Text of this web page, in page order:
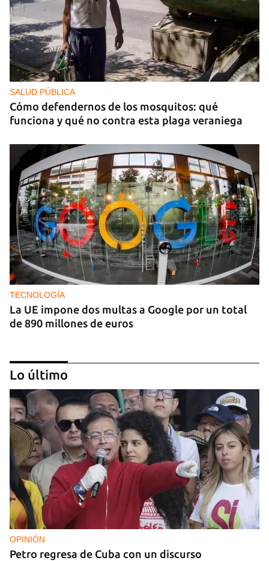
SALUD PÚBLICA
Cómo defendernos de los mosquitos: qué
funciona y qué no contra esta plaga veraniega
TECNOLOGÍA
La UE impone dos multas a Google por un total
de 890 millones de euros
IA
China lanza una organización internacional de
gobernanza de la IA con 29 países, entre ellos
Cuba
Lo último
OPINIÓN
Petro regresa de Cuba con un discurso